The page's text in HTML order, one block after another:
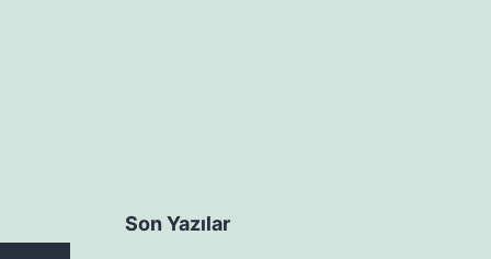
Son Yazılar